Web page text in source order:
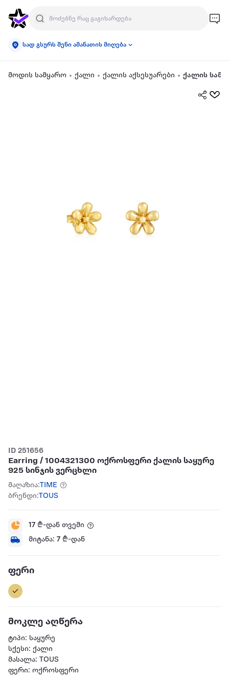
სად გსურს შენი ამანათის მიღება
მოდის სამყარო ქალი ქალის აქსესუარები ქალის
ID 251656
Earring / 1004321300 ოქროსფერი ქალის საყურე
925 სინჯის ვერცხლი
მაღაზია:TIME
ბრენდი:TOUS
17 ₾-დან თვეში
მიტანა: 7 ₾-დან
ფერი
მოკლე აღწერა
ტიპი: საყურე
სქესი: ქალი
მასალა: TOUS
ფერი: ოქროსფერი